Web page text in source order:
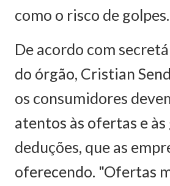
como o risco de golpes.
De acordo com
do órgão, Cristian
os consumidores
atentos às ofertas e às
deduções, que as
oferecendo. "Ofertas